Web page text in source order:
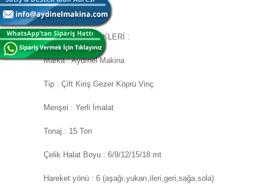
MAKİNE ÖZELLİKLERİ :
Marka : Aydınel Makina
Tip : Çift Kiriş Gezer Köprü Vinç
Menşei : Yerli İmalat
Tonaj : 15 Ton
Çelik Halat Boyu : 6/9/12/15/18 mt
Hareket yönü : 6 (aşağı,yukarı,ileri,geri,sağa,sola)